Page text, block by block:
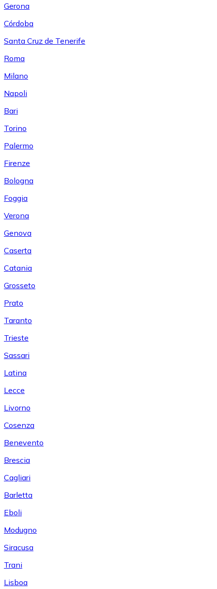
Gerona
Córdoba
Santa Cruz de Tenerife
Roma
Milano
Napoli
Bari
Torino
Palermo
Firenze
Bologna
Foggia
Verona
Genova
Caserta
Catania
Grosseto
Prato
Taranto
Trieste
Sassari
Latina
Lecce
Livorno
Cosenza
Benevento
Brescia
Cagliari
Barletta
Eboli
Modugno
Siracusa
Trani
Lisboa